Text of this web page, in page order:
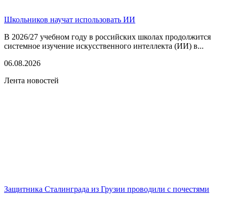
Школьников научат использовать ИИ
В 2026/27 учебном году в российских школах продолжится
системное изучение искусственного интеллекта (ИИ) в...
06.08.2026
Лента новостей
Защитника Сталинграда из Грузии проводили с почестями